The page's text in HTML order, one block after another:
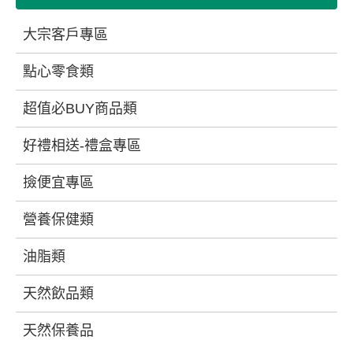
大宗客戶專區
點心零食類
超值必BUY商品類
好禮相送-禮盒專區
撿便宜專區
營養保健類
油脂類
天然飲品類
天然保養品